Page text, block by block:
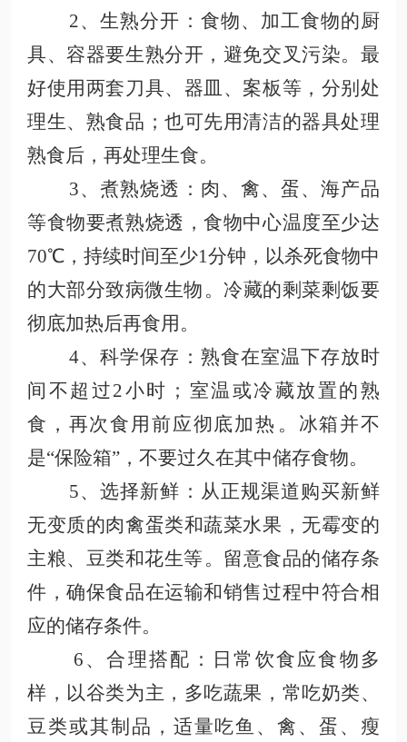
2、生熟分开 ：食物、加工食物的厨
具、容器要生熟分开，避免交叉污染。最
好使用两套刀具、器皿、案板等，分别处
理生、熟食品；也可先用清洁的器具处理
熟食后，再处理生食。
3、煮熟烧透 ：肉、禽、蛋、海产品
等食物要煮熟烧透，食物中心温度至少达
70℃，持续时间至少1分钟，以杀死食物中
的大部分致病微生物 。冷藏的剩菜剩饭要
彻底加热后再食用 。
4、科学保存 ：熟食在室温下存放时
间不超过2小时；室温或冷藏放置的熟
食，再次食用前应彻底加热 。冰箱并不
是“保险箱”，不要过久在其中储存食物。
5、选择新鲜 ：从正规渠道购买新鲜
无变质的肉禽蛋类和蔬菜水果，无霉变的
主粮、豆类和花生等 。留意食品的储存条
件，确保食品在运输和销售过程中符合相
应的储存条件。
6、合理搭配：日常饮食应食物多
样，以谷类为主，多吃蔬果，常吃奶类、
豆类或其制品，适量吃鱼、禽、蛋、瘦